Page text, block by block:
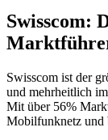
Swisscom:
Swisscom ist der
und mehrheitlich
Mit über 56%
Mobilfunknetz und